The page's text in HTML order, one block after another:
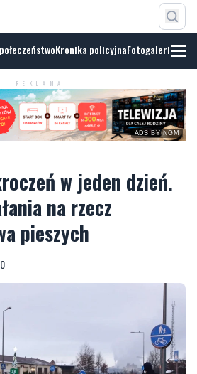
Kronika policyjnaFotogalerie
REKLAMA
ADS BY NGM
w jeden dzień.
na rzecz
pieszych